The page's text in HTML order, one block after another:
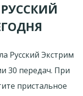
Русский Экстрим
30 передач. При
пристальное